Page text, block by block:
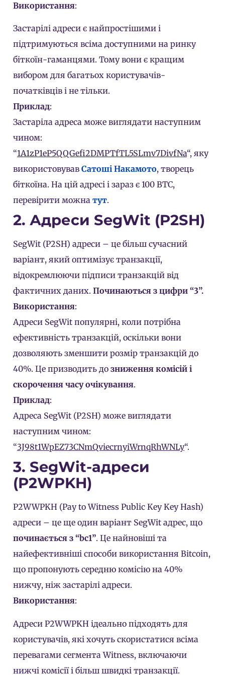
Використання:
Застарілі адреси є найпростішими і
підтримуються всіма доступними на ринку
біткоїн-гаманцями. Тому вони є кращим
вибором для багатьох користувачів-
початківців і не тільки.
Приклад:
Застаріла адреса може виглядати наступним
чином:
“1A1zP1eP5QQGefi2DMPTfTL5SLmv7DivfNa“, яку
використовував Сатоші Накамото, творець
біткоїна. На цій адресі і зараз є 100 BTC,
перевірити можна тут.
2. Адреси SegWit (P2SH)
SegWit (P2SH) адреси – це більш сучасний
варіант, який оптимізує транзакції,
відокремлюючи підписи транзакцій від
фактичних даних. Починаються з цифри “3”.
Використання:
Адреси SegWit популярні, коли потрібна
ефективність транзакцій, оскільки вони
дозволяють зменшити розмір транзакцій до
40%. Це призводить до зниження комісій і
скорочення часу очікування.
Приклад:
Адреса SegWit (P2SH) може виглядати
наступним чином:
“3J98t1WpEZ73CNmQviecrnyiWrnqRhWNLy“.
3. SegWit-адреси
(P2WPKH)
P2WWPKH (Pay to Witness Public Key Key Hash)
адреси – це ще один варіант SegWit адрес, що
починається з “bc1”. Це найновіші та
найефективніші способи використання Bitcoin,
що пропонують середню комісію на 40%
нижчу, ніж застарілі адреси.
Використання:
Адреси P2WWPKH ідеально підходять для
користувачів, які хочуть скористатися всіма
перевагами сегмента Witness, включаючи
нижчі комісії і більш швидкі транзакції.